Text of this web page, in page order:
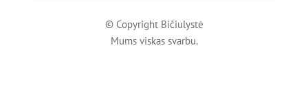
© Copyright Bičiulystė
Mums viskas svarbu.